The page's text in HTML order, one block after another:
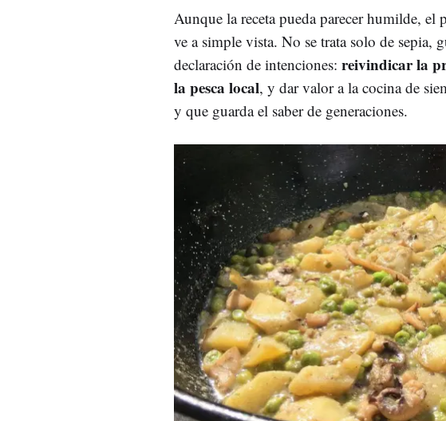
Aunque la receta pueda parecer humilde, el
ve a simple vista. No se trata solo de sepia,
declaración de intenciones: reivindicar la
la pesca local, y dar valor a la cocina de
y que guarda el saber de generaciones.